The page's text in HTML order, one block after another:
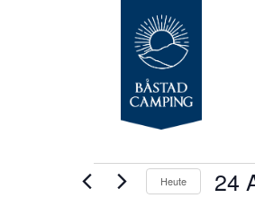
Heute 24